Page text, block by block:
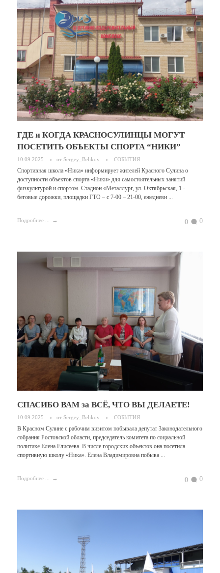
ГДЕ и КОГДА КРАСНОСУЛИНЦЫ МОГУТ
ПОСЕТИТЬ ОБЪЕКТЫ СПОРТА “НИКИ”
10.09.2025 от Sergey_Belikov СОБЫТИЯ
Спортивная школа «Ника» информирует жителей Красного Сулина о
доступности объектов спорта «Ники» для самостоятельных занятий
физкультурой и спортом. Стадион «Металлург, ул. Октябрьская, 1 -
беговые дорожки, площадки ГТО – с 7-00 – 21-00, ежедневн ...
Подробнее ... 0 0
СПАСИБО ВАМ за ВСЁ, ЧТО ВЫ ДЕЛАЕТЕ!
10.09.2025 от Sergey_Belikov СОБЫТИЯ
В Красном Сулине с рабочим визитом побывала депутат Законодательного
собрания Ростовской области, председатель комитета по социальной
политике Елена Елисеева. В числе городских объектов она посетила
спортивную школу «Ника». Елена Владимировна побыва ...
Подробнее ... 0 0